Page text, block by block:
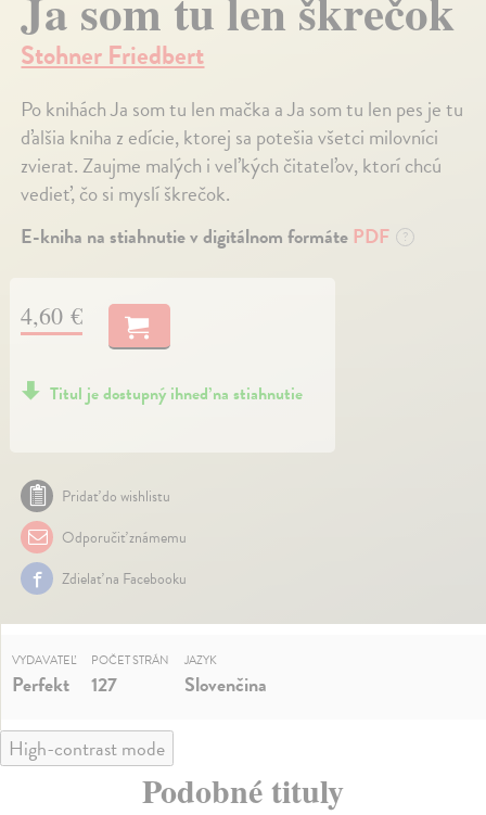
Stohner Friedbert
Po knihách Ja som tu len mačka a Ja som tu len pes je tu
ďalšia kniha z edície, ktorej sa potešia všetci milovníci
zvierat. Zaujme malých i veľkých čitateľov, ktorí chcú
vedieť, čo si myslí škrečok.
E-kniha na stiahnutie v digitálnom formáte PDF ?
4,60 €
Titul je dostupný ihneď na stiahnutie
Pridať do wishlistu
Odporučiť známemu
Zdielať na Facebooku
VYDAVATEĽ
Perfekt
POČET STRÁN
127
JAZYK
Slovenčina
High-contrast mode
Podobné tituly